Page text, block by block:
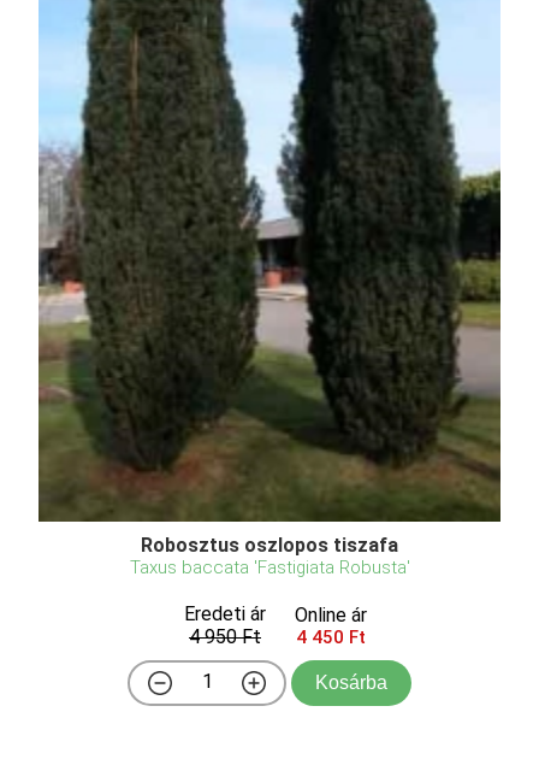
Robosztus oszlopos tiszafa
Taxus baccata 'Fastigiata Robusta'
Eredeti ár
4 950 Ft
Online ár
4 450 Ft
Kosárba